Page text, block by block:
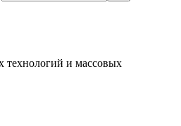
и массовых